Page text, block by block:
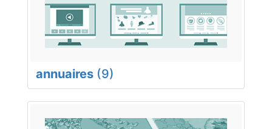
annuaires (9)